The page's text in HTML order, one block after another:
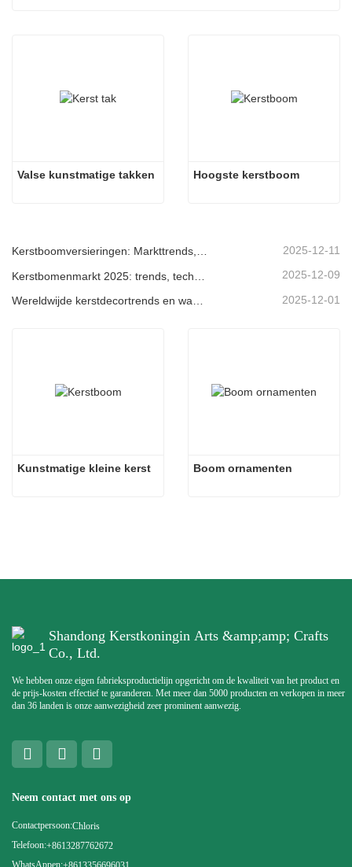
Valse kunstmatige takken Hoogste kerstboom
Kerstboomversieringen: Markttrends, inzichten in de toeleveringsketen en inkoopgids 2025 2025-12-11
2025-12-09
2025-12-01
Kunstmatige kleine kerst Boom ornamenten
Shandong Kerstkoningin Arts &amp;amp; Crafts
Co., Ltd.
We hebben onze eigen fabrieksproductielijn opgericht om de kwaliteit van het product en
de prijs-kosten effectief te garanderen. Met meer dan 5000 producten en verkopen in meer
dan 36 landen is onze aanwezigheid zeer prominent aanwezig.
Neem contact met ons op
Contactpersoon:Chloris
Telefoon:+8613287762672
WhatsAppen: